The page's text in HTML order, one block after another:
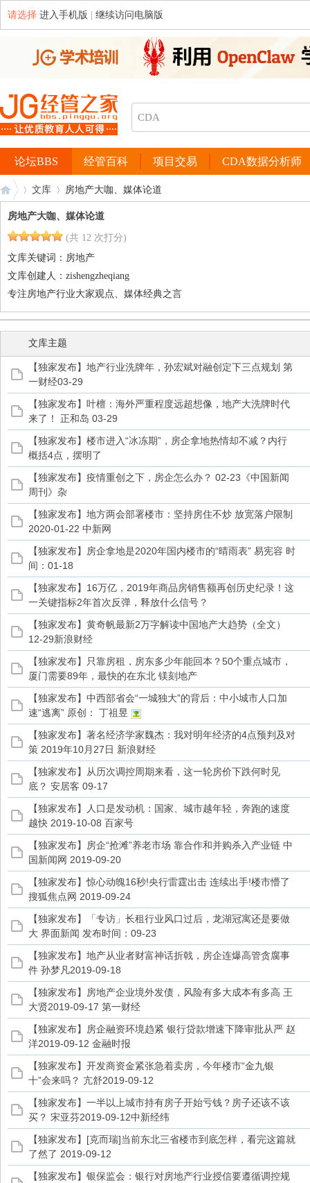
请选择 进入手机版 继续访问电脑版
经管百科 项目交易 CDA数据分析师
论坛BBS
文库 房地产大咖、媒体论道
房地产大咖、媒体论道
(共 12 次打分)
文库关键词： 房地产
文库创建人： zishengzheqiang
专注房地产行业大家观点、媒体经典之言
文库主题
【独家发布】地产行业洗牌年，孙宏斌对融创定下三点规划 第
一财经03-29
【独家发布】叶檀：海外严重程度远超想像，地产大洗牌时代
来了！ 正和岛 03-29
【独家发布】楼市进入“冰冻期”，房企拿地热情却不减？内行
概括4点，摆明了
【独家发布】疫情重创之下，房企怎么办？ 02-23《中国新闻
周刊》杂
【独家发布】地方两会部署楼市：坚持房住不炒 放宽落户限制
2020-01-22 中新网
【独家发布】房企拿地是2020年国内楼市的“晴雨表” 易宪容 时
间：01-18
【独家发布】16万亿，2019年商品房销售额再创历史纪录！这
一关键指标2年首次反弹，释放什么信号？
【独家发布】黄奇帆最新2万字解读中国地产大趋势（全文）
12-29新浪财经
【独家发布】只靠房租，房东多少年能回本？50个重点城市，
厦门需要89年，最快的在东北 镁刻地产
【独家发布】中西部省会“一城独大”的背后：中小城市人口加
速“逃离” 原创： 丁祖昱
【独家发布】著名经济学家魏杰：我对明年经济的4点预判及对
策 2019年10月27日 新浪财经
【独家发布】从历次调控周期来看，这一轮房价下跌何时见
底？ 安居客 09-17
【独家发布】人口是发动机：国家、城市越年轻，奔跑的速度
越快 2019-10-08 百家号
【独家发布】房企“抢滩”养老市场 靠合作和并购杀入产业链 中
国新闻网 2019-09-20
【独家发布】惊心动魄16秒!央行雷霆出击 连续出手!楼市懵了
搜狐焦点网 2019-09-24
【独家发布】「专访」长租行业风口过后，龙湖冠寓还是要做
大 界面新闻 发布时间：09-23
【独家发布】地产从业者财富神话折戟，房企连爆高管贪腐事
件 孙梦凡2019-09-18
【独家发布】房地产企业境外发债，风险有多大成本有多高 王
大贤2019-09-17 第一财经
【独家发布】房企融资环境趋紧 银行贷款增速下降审批从严 赵
洋2019-09-12 金融时报
【独家发布】开发商资金紧张急着卖房，今年楼市“金九银
十”会来吗？ 亢舒2019-09-12
【独家发布】一半以上城市持有房子开始亏钱？房子还该不该
买？ 宋亚芬2019-09-12中新经纬
【独家发布】[克而瑞]当前东北三省楼市到底怎样，看完这篇就
了然了 2019-09-12
【独家发布】银保监会：银行对房地产行业授信要遵循调控规